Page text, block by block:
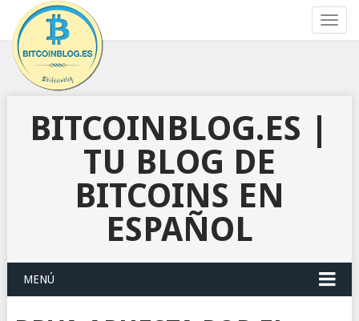
BITCOINBLOG.ES |
TU BLOG DE
BITCOINS EN
ESPAÑOL
MENÚ